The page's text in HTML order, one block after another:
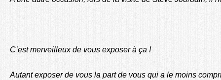
C’est merveilleux de vous exposer à ça !
Autant exposer de vous la part de vous qui a le moins